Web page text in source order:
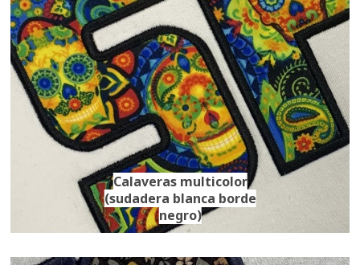
Calaveras multicolor
(sudadera blanca borde
negro)